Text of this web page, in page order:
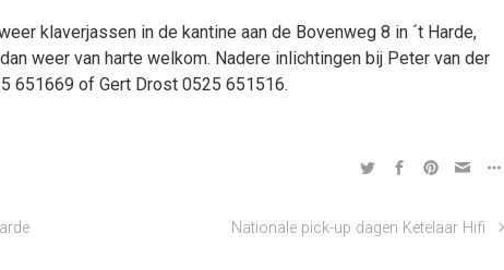
klaverjassen in de kantine aan de Bovenweg 8 in ´t Harde,
weer van harte welkom. Nadere inlichtingen bij Peter van der
651669 of Gert Drost 0525 651516.
Nationale pick-up dagen Ketelaar Hifi